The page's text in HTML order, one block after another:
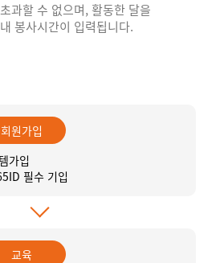
과할 수 없으며, 활동한 달을
봉사시간이 입력됩니다.
회원가입
가입
필수 기입
교육